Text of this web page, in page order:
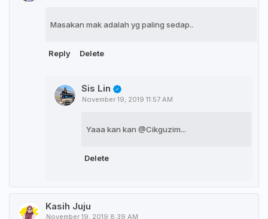
Masakan mak adalah yg paling sedap..
Reply Delete
Sis Lin
November 19, 2019 11:57 AM
Yaaa kan kan @Cikguzim...
Delete
Kasih Juju
November 19, 2019 8:39 AM